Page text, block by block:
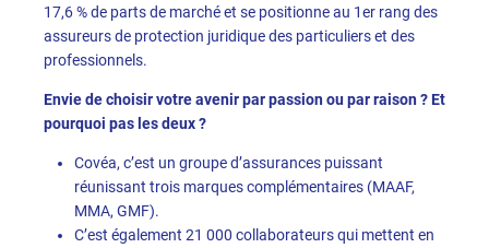
17,6 % de parts de marché et se positionne au 1er rang des
assureurs de protection juridique des particuliers et des
professionnels.
Envie de choisir votre avenir par passion ou par raison ? Et
pourquoi pas les deux ?
Covéa, c’est un groupe d’assurances puissant
réunissant trois marques complémentaires (MAAF,
MMA, GMF).
C’est également 21 000 collaborateurs qui mettent en